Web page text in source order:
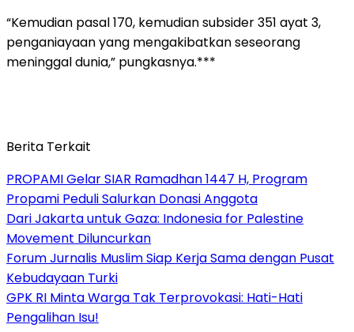
“Kemudian pasal 170, kemudian subsider 351 ayat 3,
penganiayaan yang mengakibatkan seseorang
meninggal dunia,” pungkasnya.***
Berita Terkait
PROPAMI Gelar SIAR Ramadhan 1447 H, Program
Propami Peduli Salurkan Donasi Anggota
Dari Jakarta untuk Gaza: Indonesia for Palestine
Movement Diluncurkan
Forum Jurnalis Muslim Siap Kerja Sama dengan Pusat
Kebudayaan Turki
GPK RI Minta Warga Tak Terprovokasi: Hati-Hati
Pengalihan Isu!